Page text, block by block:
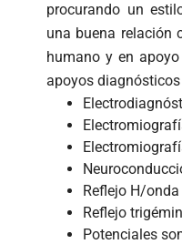
procurando un
una buena relación
humano y en
apoyos diagnósticos
Reflejo H/onda
Reflejo
Potenciales